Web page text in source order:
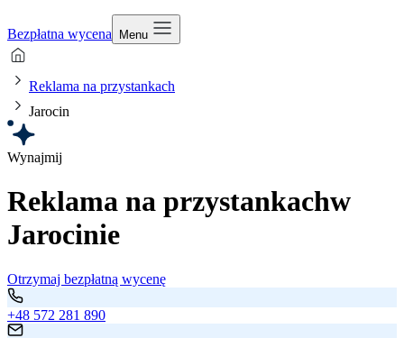
Bezpłatna wycena Menu
Reklama na przystankach
Jarocin
Wynajmij
Reklama na przystankachw
Jarocinie
Otrzymaj bezpłatną wycenę
+48 572 281 890